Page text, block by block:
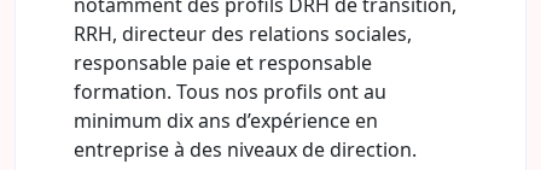
RRH, directeur des relations sociales,
responsable paie et responsable
formation. Tous nos profils ont au
minimum dix ans d’expérience en
entreprise à des niveaux de direction.